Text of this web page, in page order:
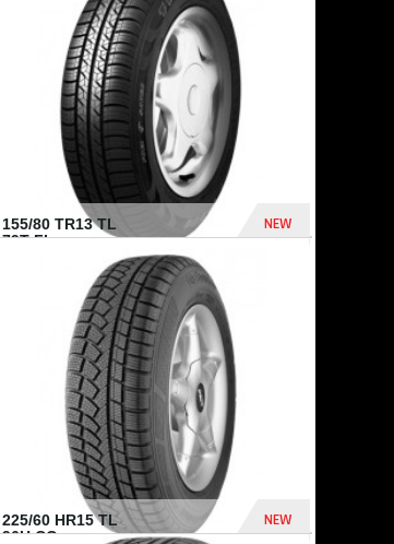
155/80 TR13 TL
79T FI...
NEW
225/60 HR15 TL
96H CO...
NEW